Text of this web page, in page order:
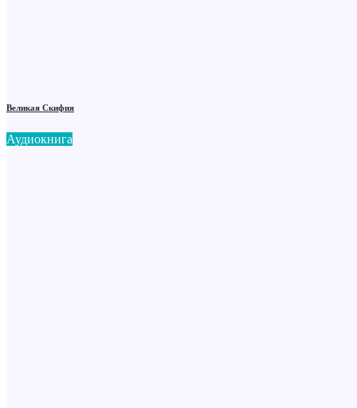
Великая Скифия
Аудиокнига